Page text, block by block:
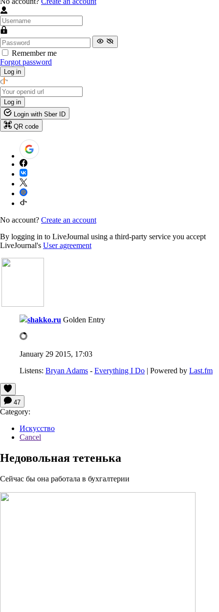
Remember me
Forgot password
Log in
Log in
Login with Sber ID
QR code
No account? Create an account
By logging in to LiveJournal using a third-party service you accept
LiveJournal's User agreement
shakko.ru Golden Entry
January 29 2015, 17:03
Listens: Bryan Adams - Everything I Do | Powered by Last.fm
47
Category:
Искусство
Cancel
Недовольная тетенька
Сейчас бы она работала в бухгалтерии